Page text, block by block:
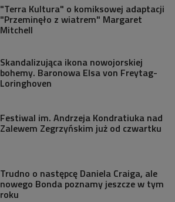
"Terra Kultura" o komiksowej adaptacji
"Przeminęło z wiatrem" Margaret
Mitchell
Skandalizująca ikona nowojorskiej
bohemy. Baronowa Elsa von Freytag-
Loringhoven
Festiwal im. Andrzeja Kondratiuka nad
Zalewem Zegrzyńskim już od czwartku
Trudno o następcę Daniela Craiga, ale
nowego Bonda poznamy jeszcze w tym
roku